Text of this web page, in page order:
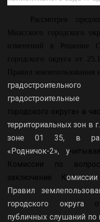
Рассмотрев
Миасского городского
изменений в Решение
городского округа от
Правил землепользования
градостроительные
городского округа» в
территориальных зон в
зоне 01 35, в
«Родничок-2», у
Комиссии по
заключение К
Правил
городского округаот
публичных слушаний